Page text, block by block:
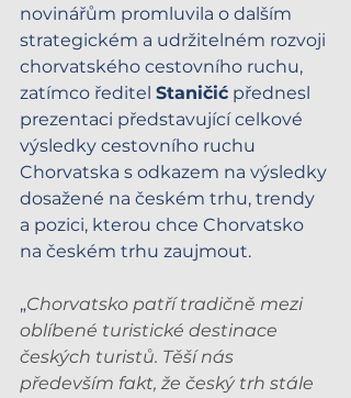
novinářům promluvila o dalším
strategickém a udržitelném rozvoji
chorvatského cestovního ruchu,
zatímco ředitel Staničić přednesl
prezentaci představující celkové
výsledky cestovního ruchu
Chorvatska s odkazem na výsledky
dosažené na českém trhu, trendy
a pozici, kterou chce Chorvatsko
na českém trhu zaujmout.
„Chorvatsko patří tradičně mezi
oblíbené turistické destinace
českých turistů. Těší nás
především fakt, že český trh stále